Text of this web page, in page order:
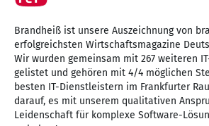
Brandheiß ist unsere Auszeichnung von
erfolgreichsten Wirtschaftsmagazine
Wir wurden gemeinsam mit 267 weiteren
gelistet und gehören mit 4/4 möglichen
besten IT-Dienstleistern im Frankfurter
darauf, es mit unserem qualitativen
Leidenschaft für komplexe Software-